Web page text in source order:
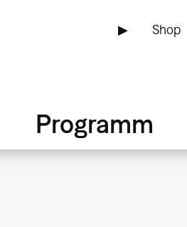
▶ Shop
Programm